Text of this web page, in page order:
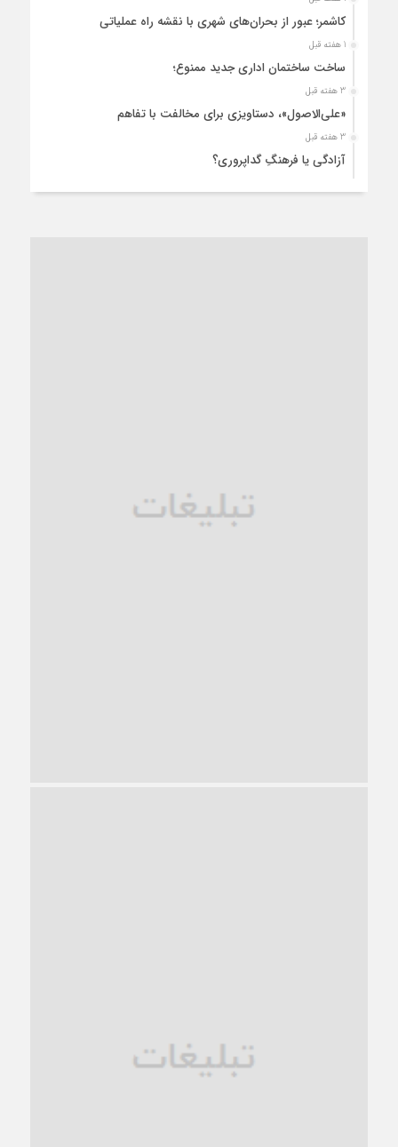
کاشمر؛ عبور از بحران‌های شهری با نقشه راه عملیاتی
1 هفته قبل
ساخت ساختمان اداری جدید ممنوع؛
3 هفته قبل
«علی‌الاصول»، دستاویزی برای مخالفت با تفاهم
3 هفته قبل
آزادگی یا فرهنگِ گداپروری؟
ترجیح عقلانیت ایرانی بر دیدگاه‌های آخرالزمانی